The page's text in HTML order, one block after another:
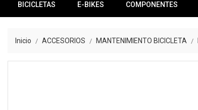
BICICLETAS E-BIKES COMPONENTES
Inicio ACCESORIOS MANTENIMIENTO BICICLETA